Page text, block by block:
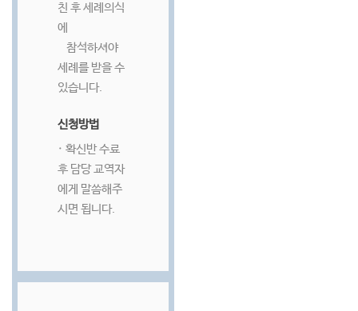
친 후 세례의식
에
참석하셔야
세례를 받을 수
있습니다.
신청방법
· 확신반 수료
후 담당 교역자
에게 말씀해주
시면 됩니다.